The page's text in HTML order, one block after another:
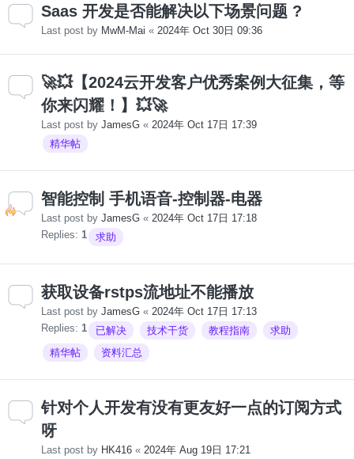
Saas 开发是否能解决以下场景问题 ?
Last post by MwM-Mai « 2024年 Oct 30日 09:36
🚀💥【2024云开发客户优秀案例大征集，等
你来闪耀！】💥🚀
Last post by JamesG « 2024年 Oct 17日 17:39
精华帖
智能控制 手机语音-控制器-电器
Last post by JamesG « 2024年 Oct 17日 17:18
Replies: 1 求助
获取设备rstps流地址不能播放
Last post by JamesG « 2024年 Oct 17日 17:13
Replies: 1 已解决 技术干货 教程指南
求助
精华帖
资料汇总
针对个人开发有没有更友好一点的订阅方式
呀
Last post by HK416 « 2024年 Aug 19日 17:21